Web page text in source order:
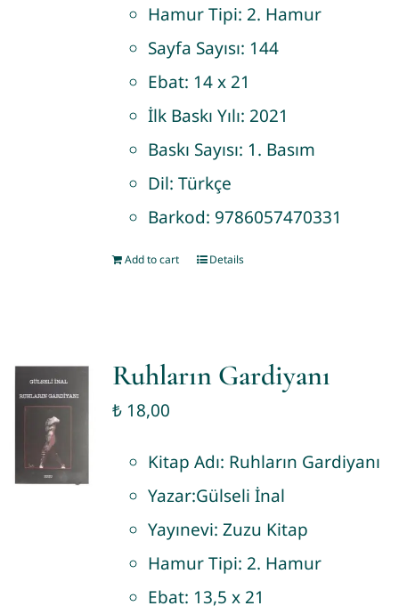
Hamur Tipi: 2. Hamur
Sayfa Sayısı: 144
Ebat: 14 x 21
İlk Baskı Yılı: 2021
Baskı Sayısı: 1. Basım
Dil: Türkçe
Barkod: 9786057470331
Add to cart Details
Ruhların Gardiyanı
₺18,00
Kitap Adı: Ruhların Gardiyanı
Yazar:Gülseli İnal
Yayınevi: Zuzu Kitap
Hamur Tipi: 2. Hamur
Ebat: 13,5 x 21